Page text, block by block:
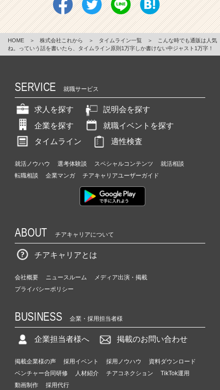
HOME ＞ 株式会社これから ＞ タイムライン一覧 ＞
こんな時でも通販は人気
ね。っていう話を書いたら、タイムライン原則1万字しか書けない中ジャスト1万字！
SERVICE 就職サービス
求人を探す
説明会を探す
企業を探す
就職イベントを探す
タイムライン
適性検査
就活ノウハウ 選考体験談 スペシャルコンテンツ
就活相談
転職相談
企業マンガ チアキャリアユーザーガイド
ABOUT チアキャリアについて
チアキャリアとは
会社概要 ニュースルーム
メディア出演・掲載
プライバシーポリシー
BUSINESS 企業・採用担当者様
企業担当者様へ 掲載のお問い合わせ
掲載企業様の声 採用イベント 採用ノウハウ
資料ダウンロード
ベンチャー合同研修
人材紹介 チアコネクション
TikTok運用
動画制作
採用代行